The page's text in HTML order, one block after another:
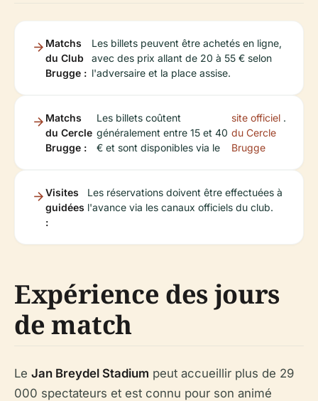
Matchs
du Club
Brugge :
Les billets peuvent être achetés en ligne,
avec des prix allant de 20 à 55 € selon
l'adversaire et la place assise.
Matchs
du Cercle
Brugge :
Les billets coûtent
généralement entre 15 et 40
€ et sont disponibles via le
site officiel
du Cercle
Brugge
.
Visites
guidées
:
Les réservations doivent être effectuées à
l'avance via les canaux officiels du club.
Expérience des jours
de match
Le Jan Breydel Stadium peut accueillir plus de 29
000 spectateurs et est connu pour son animé